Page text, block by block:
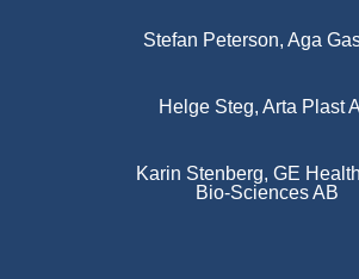
Stefan Peterson, Aga
Helge Steg, Arta Plast
Karin Stenberg, GE
Bio-Sciences AB